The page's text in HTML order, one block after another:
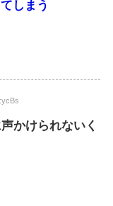
しまう
かけられないく